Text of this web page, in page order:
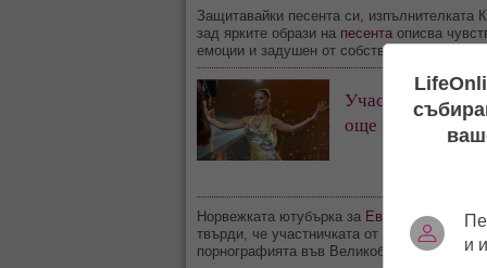
Защитавайки песента си, изпълнителката
зад ярките образи на песента описва
емоции и задушен от собствените си
Участието на
още през 2019 г.
Норвежката ютубърка за Евровизия ESC
твърди, че участничката от
Румъния е
порнографията във Великобритания – заи